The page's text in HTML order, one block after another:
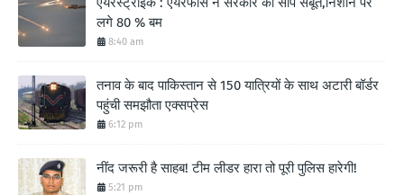
लगे 80 % बम
8:40 am
तनाव के बाद पाकिस्तान से 150 यात्रियों के साथ अटारी बॉर्डर
पहुंची समझौता एक्सप्रेस
6:12 pm
नींद जरूरी है साहब! टीम लीडर हारा तो पूरी पुलिस हारेगी!
5:21 pm